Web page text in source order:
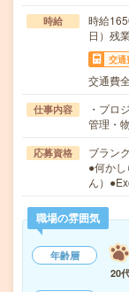
時給
時給
日）残
交通
交通費
仕事内容
・プロ
管理・
応募資格
ブラン
●何か
ん）
職場の雰囲気
年齢層
20